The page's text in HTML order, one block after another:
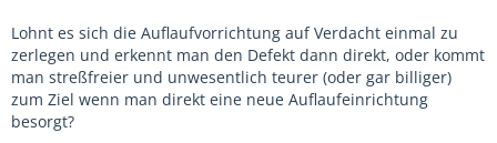
Lohnt es sich die Auflaufvorrichtung auf Verdacht einmal zu
zerlegen und erkennt man den Defekt dann direkt, oder kommt
man streßfreier und unwesentlich teurer (oder gar billiger)
zum Ziel wenn man direkt eine neue Auflaufeinrichtung
besorgt?